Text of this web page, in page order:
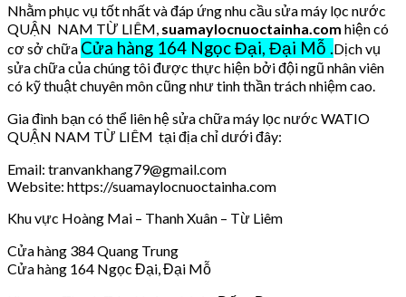
Nhằm phục vụ tốt nhất và đáp ứng nhu cầu sửa máy lọc nước
QUẬN NAM TỪ LIÊM, suamaylocnuoctainha.com hiện có
cơ sở chữa Cửa hàng 164 Ngọc Đại, Đại Mỗ .Dịch vụ
sửa chữa của chúng tôi được thực hiện bởi đội ngũ nhân viên
có kỹ thuật chuyên môn cũng như tinh thần trách nhiệm cao.
Gia đình bạn có thể liên hệ sửa chữa máy lọc nước WATIO
QUẬN NAM TỪ LIÊM tại địa chỉ dưới đây:
Email: tranvankhang79@gmail.com
Website: https://suamaylocnuoctainha.com
Khu vực Hoàng Mai – Thanh Xuân – Từ Liêm
Cửa hàng 384 Quang Trung
Cửa hàng 164 Ngọc Đại, Đại Mỗ